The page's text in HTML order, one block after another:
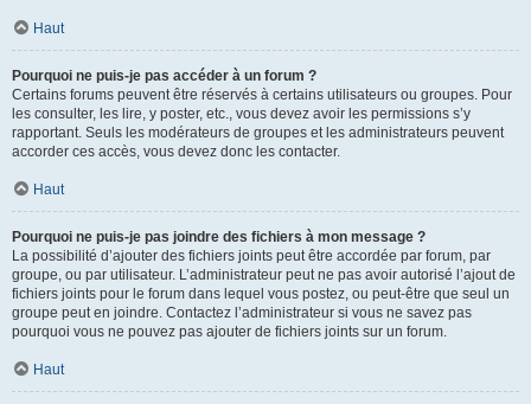
Haut
Pourquoi ne puis-je pas accéder à un forum ?
Certains forums peuvent être réservés à certains utilisateurs ou groupes. Pour
les consulter, les lire, y poster, etc., vous devez avoir les permissions s’y
rapportant. Seuls les modérateurs de groupes et les administrateurs peuvent
accorder ces accès, vous devez donc les contacter.
Haut
Pourquoi ne puis-je pas joindre des fichiers à mon message ?
La possibilité d’ajouter des fichiers joints peut être accordée par forum, par
groupe, ou par utilisateur. L’administrateur peut ne pas avoir autorisé l’ajout de
fichiers joints pour le forum dans lequel vous postez, ou peut-être que seul un
groupe peut en joindre. Contactez l’administrateur si vous ne savez pas
pourquoi vous ne pouvez pas ajouter de fichiers joints sur un forum.
Haut